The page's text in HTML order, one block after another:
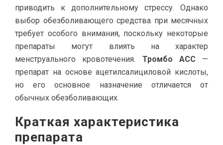
приводить к дополнительному стрессу. Однако
выбор обезболивающего средства при месячных
требует особого внимания, поскольку некоторые
препараты могут влиять на характер
менструального кровотечения. Тромбо АСС—
препарат на основе ацетилсалициловой кислоты,
но его основное назначение отличается от
обычных обезболивающих.
Краткая характеристика
препарата